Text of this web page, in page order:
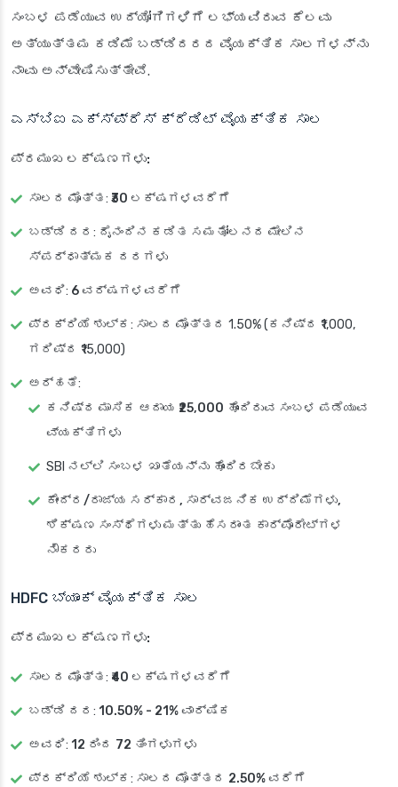
ಸಂಬಳ ಪಡೆಯುವ ಉದ್ಯೋಗಿಗಳಿಗೆ ಲಭ್ಯವಿರುವ ಕೆಲವು
ಅತ್ಯುತ್ತಮ ಕಡಿಮೆ ಬಡ್ಡಿದರದ ವೈಯಕ್ತಿಕ ಸಾಲಗಳನ್ನು
ನಾವು ಅನ್ವೇಷಿಸುತ್ತೇವೆ.
ಎಸ್‌ಬಿಐ ಎಕ್ಸ್‌ಪ್ರೆಸ್ ಕ್ರೆಡಿಟ್ ವೈಯಕ್ತಿಕ ಸಾಲ
ಪ್ರಮುಖ ಲಕ್ಷಣಗಳು:
ಸಾಲದ ಮೊತ್ತ: ₹30 ಲಕ್ಷಗಳವರೆಗೆ
ಬಡ್ಡಿ ದರ : ದೈನಂದಿನ ಕಡಿತ ಸಮತೋಲನದ ಮೇಲಿನ
ಸ್ಪರ್ಧಾತ್ಮಕ ದರಗಳು
ಅವಧಿ: 6 ವರ್ಷಗಳವರೆಗೆ
ಪ್ರಕ್ರಿಯೆ ಶುಲ್ಕ : ಸಾಲದ ಮೊತ್ತದ 1.50% (ಕನಿಷ್ಠ ₹1,000,
ಗರಿಷ್ಠ ₹15,000)
ಅರ್ಹತೆ:
ಕನಿಷ್ಠ ಮಾಸಿಕ ಆದಾಯ ₹25,000 ಹೊಂದಿರುವ ಸಂಬಳ ಪಡೆಯುವ
ವ್ಯಕ್ತಿಗಳು
SBI ನಲ್ಲಿ ಸಂಬಳ ಖಾತೆಯನ್ನು ಹೊಂದಿರಬೇಕು
ಕೇಂದ್ರ/ರಾಜ್ಯ ಸರ್ಕಾರ, ಸಾರ್ವಜನಿಕ ಉದ್ದಿಮೆಗಳು,
ಶಿಕ್ಷಣ ಸಂಸ್ಥೆಗಳು ಮತ್ತು ಹೆಸರಾಂತ ಕಾರ್ಪೊರೇಟ್‌ಗಳ
ನೌಕರರು
HDFC ಬ್ಯಾಂಕ್ ವೈಯಕ್ತಿಕ ಸಾಲ
ಪ್ರಮುಖ ಲಕ್ಷಣಗಳು:
ಸಾಲದ ಮೊತ್ತ: ₹40 ಲಕ್ಷಗಳವರೆಗೆ
ಬಡ್ಡಿ ದರ : 10.50% - 21% ವಾರ್ಷಿಕ
ಅವಧಿ: 12 ರಿಂದ 72 ತಿಂಗಳುಗಳು
ಪ್ರಕ್ರಿಯೆ ಶುಲ್ಕ : ಸಾಲದ ಮೊತ್ತದ 2.50% ವರೆಗೆ